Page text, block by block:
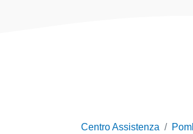
Centro Assistenza